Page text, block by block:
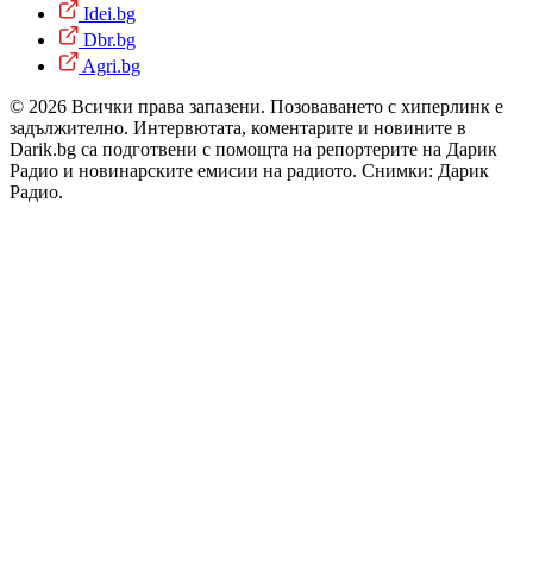
Idei.bg
Dbr.bg
Agri.bg
© 2026 Всички права запазени. Позоваването с хиперлинк е
задължително. Интервютата, коментарите и новините в
Darik.bg са подготвени с помощта на репортерите на Дарик
Радио и новинарските емисии на радиото. Снимки: Дарик
Радио.